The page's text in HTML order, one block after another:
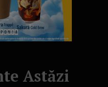
Astăzi